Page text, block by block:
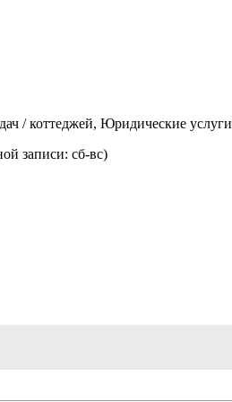
/ коттеджей, Юридические услуги
записи: сб-вс)